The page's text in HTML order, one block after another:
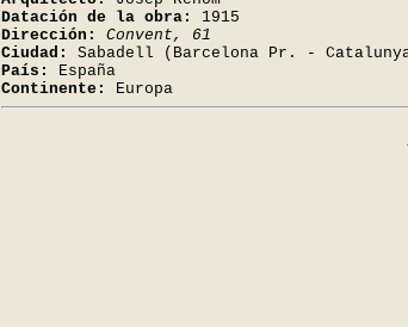
Datación de la obra:
1915
Dirección:
Convent, 61
Ciudad:
Sabadell (Barcelona Pr. -
País:
España
Continente:
Europa